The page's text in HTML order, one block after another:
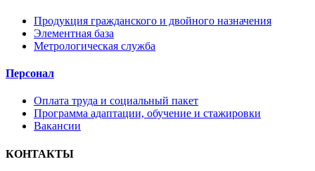
Продукция гражданского и двойного назначения
Элементная база
Метрологическая служба
Персонал
Оплата труда и социальный пакет
Программа адаптации, обучение и стажировки
Вакансии
КОНТАКТЫ